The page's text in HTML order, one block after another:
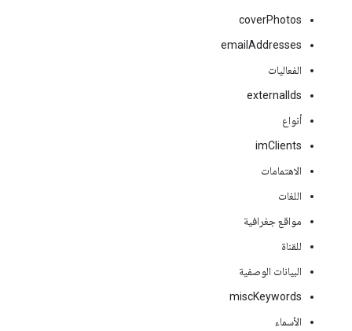
coverPhotos
emailAddresses
الفعاليات
externalIds
أنواع
imClients
الاهتمامات
اللغات
مواقع جغرافية
للقناة
البيانات الوصفية
miscKeywords
الأسماء